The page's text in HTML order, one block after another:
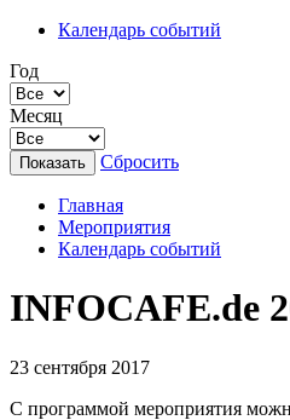
Календарь событий
Год
Месяц
Сбросить
Главная
Мероприятия
Календарь событий
INFOCAFE.de
23 сентября 2017
С программой мероприятия